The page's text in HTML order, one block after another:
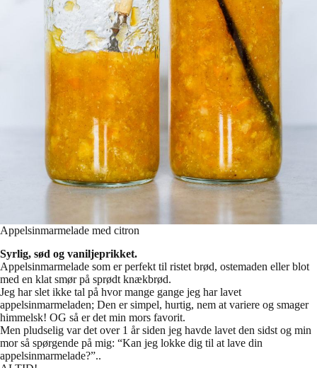
Appelsinmarmelade med citron
Syrlig, sød og vaniljeprikket.
Appelsinmarmelade som er perfekt til ristet brød, ostemaden eller blot
med en klat smør på sprødt knækbrød.
Jeg har slet ikke tal på hvor mange gange jeg har lavet
appelsinmarmeladen; Den er simpel, hurtig, nem at variere og smager
himmelsk! OG så er det min mors favorit.
Men pludselig var det over 1 år siden jeg havde lavet den sidst og min
mor så spørgende på mig: “Kan jeg lokke dig til at lave din
appelsinmarmelade?”..